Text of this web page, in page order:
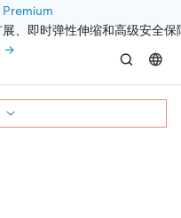
、即时弹性伸缩和高级安全保
→